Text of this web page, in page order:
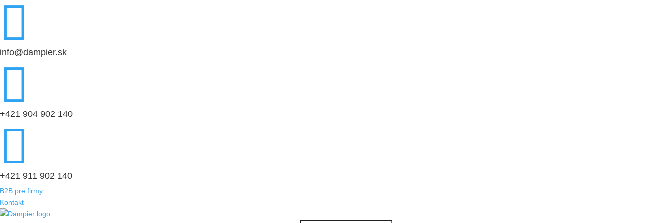

info@dampier.sk

+421 904 902 140

+421 911 902 140
B2B pre firmy
Kontakt